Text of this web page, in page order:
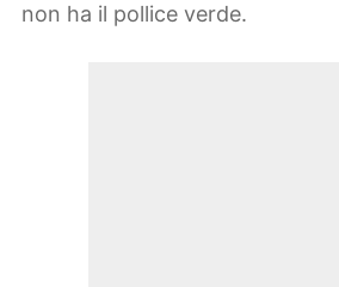
non ha il pollice verde.